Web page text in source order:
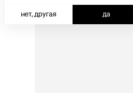
да
нет, другая